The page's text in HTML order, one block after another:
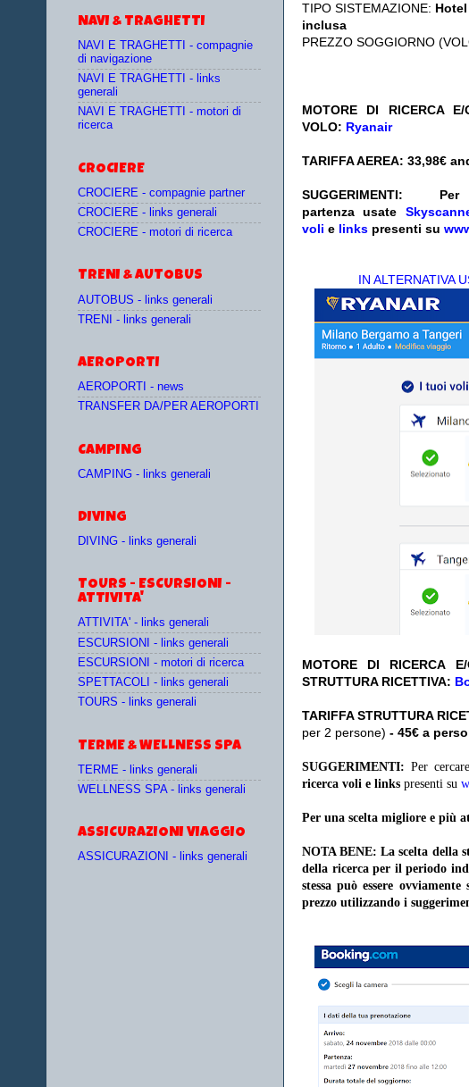
TIPO SISTEMAZIONE:
inclusa
PREZZO SOGGIORNO
MOTORE DI RICERCA
VOLO: Ryanair
TARIFFA AEREA: 33,98€
SUGGERIMENTI:
partenza usate
voli e links presenti su
IN ALTERNATIVA
MOTORE DI RICERCA
STRUTTURA RICETTIVA:
TARIFFA STRUTTURA
per 2 persone) - 45€ a
SUGGERIMENTI: Per
ricerca voli e links presenti su
Per una scelta migliore e più
NOTA BENE: La scelta della
della ricerca per il periodo
stessa può essere
prezzo utilizzando i
NAVI & TRAGHETTI
NAVI E TRAGHETTI - compagnie
di navigazione
NAVI E TRAGHETTI - links
generali
NAVI E TRAGHETTI - motori di
ricerca
CROCIERE
CROCIERE - compagnie partner
CROCIERE - links generali
CROCIERE - motori di ricerca
TRENI & AUTOBUS
AUTOBUS - links generali
TRENI - links generali
AEROPORTI
AEROPORTI - news
TRANSFER DA/PER AEROPORTI
CAMPING
CAMPING - links generali
DIVING
DIVING - links generali
TOURS - ESCURSIONI -
ATTIVITA'
ATTIVITA' - links generali
ESCURSIONI - links generali
ESCURSIONI - motori di ricerca
SPETTACOLI - links generali
TOURS - links generali
TERME & WELLNESS SPA
TERME - links generali
WELLNESS SPA - links generali
ASSICURAZIONI VIAGGIO
ASSICURAZIONI - links generali